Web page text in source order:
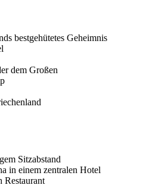
bestgehütetes Geheimnis
dem Großen
Sitzabstand
in einem zentralen Hotel
Restaurant